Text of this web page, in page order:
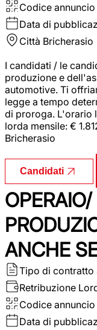
Codice annuncio
Data di
Città Bricherasio
I candidati / le
produzione e
automotive. Ti
legge a tempo
di proroga. L'orario
lorda mensile: €
Bricherasio
Candidati
ANCHE
Tipo di contratto
Retribuzione
Codice annuncio
Data di